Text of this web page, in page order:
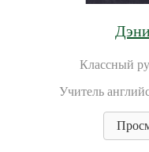
Классный
Учитель